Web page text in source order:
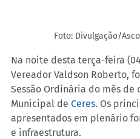
Foto: Divulgação/
Na noite desta terça-feira
Vereador Valdson Roberto,
Sessão Ordinária do mês de
Municipal de Ceres. Os
apresentados em plenário
e infraestrutura.